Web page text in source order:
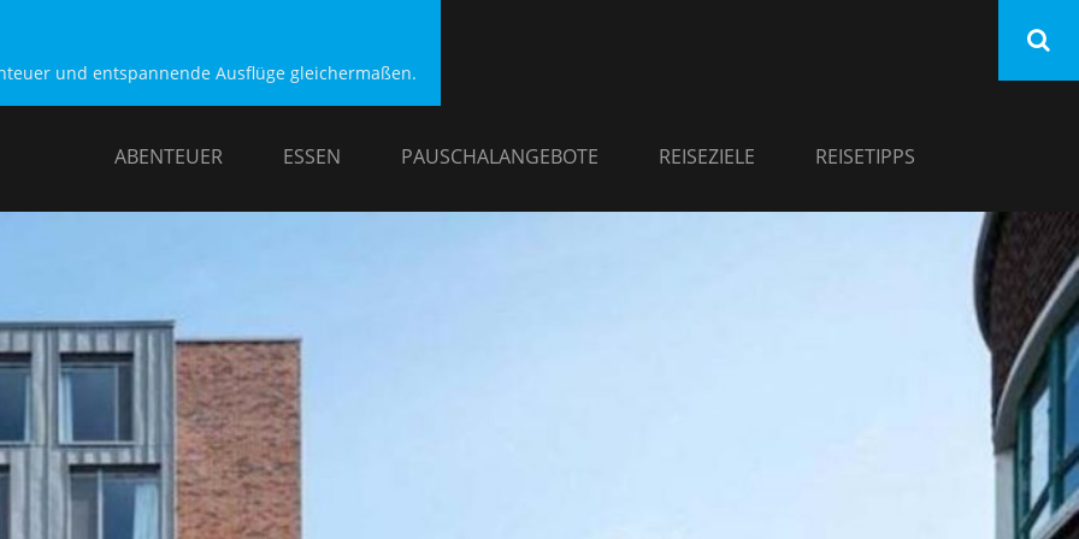
und entspannende Ausflüge gleichermaßen.
ABENTEUER ESSEN PAUSCHALANGEBOTE REISEZIELE REISETIPPS